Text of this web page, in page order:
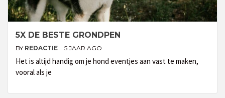
5X DE BESTE GRONDPEN
BY REDACTIE 5 JAAR AGO
Het is altijd handig om je hond eventjes aan vast te maken,
vooral als je